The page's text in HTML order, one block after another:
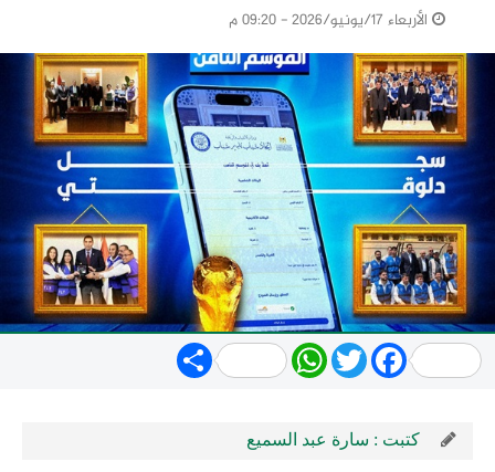
الأربعاء 17/يونيو/2026 - 09:20 م
Share WhatsApp
TwitterFacebook
كتبت : سارة عبد السميع